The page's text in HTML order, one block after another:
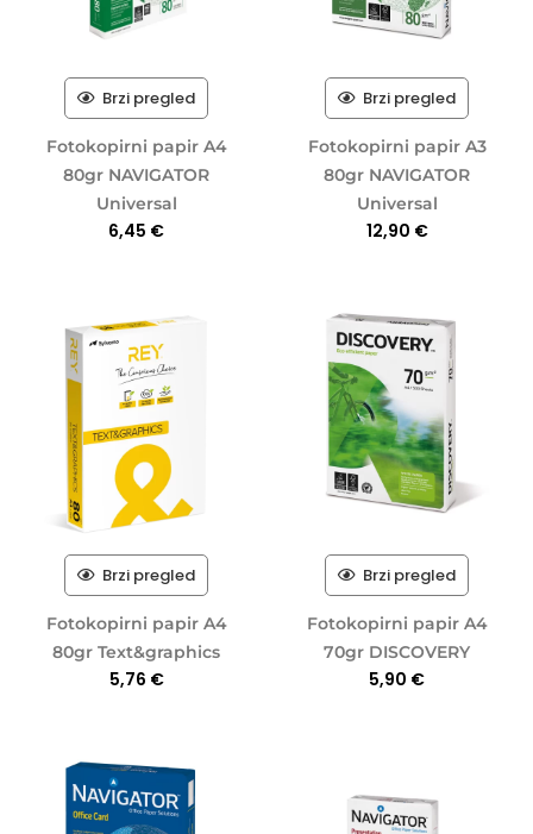
Brzi pregled
Fotokopirni papir A4
80gr NAVIGATOR
Universal
6,45 €
Brzi pregled
Fotokopirni papir A3
80gr NAVIGATOR
Universal
12,90 €
Brzi pregled
Fotokopirni papir A4
80gr Text&graphics
5,76 €
Brzi pregled
Fotokopirni papir A4
70gr DISCOVERY
5,90 €